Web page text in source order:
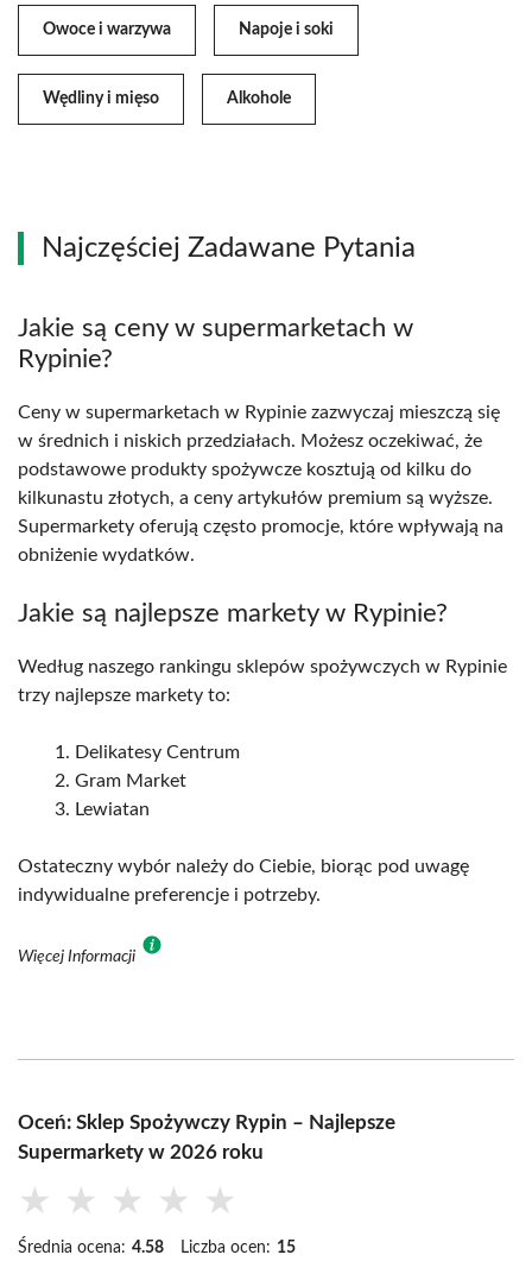
Owoce i warzywa Napoje i soki
Wędliny i mięso Alkohole
Najczęściej Zadawane Pytania
Jakie są ceny w supermarketach w
Rypinie?
Ceny w supermarketach w Rypinie zazwyczaj mieszczą się
w średnich i niskich przedziałach. Możesz oczekiwać, że
podstawowe produkty spożywcze kosztują od kilku do
kilkunastu złotych, a ceny artykułów premium są wyższe.
Supermarkety oferują często promocje, które wpływają na
obniżenie wydatków.
Jakie są najlepsze markety w Rypinie?
Według naszego rankingu sklepów spożywczych w Rypinie
trzy najlepsze markety to:
Delikatesy Centrum
Gram Market
Lewiatan
Ostateczny wybór należy do Ciebie, biorąc pod uwagę
indywidualne preferencje i potrzeby.
Więcej Informacji
Oceń: Sklep Spożywczy Rypin – Najlepsze
Supermarkety w 2026 roku
★ ★ ★ ★ ★
Średnia ocena: 4.58 Liczba ocen: 15